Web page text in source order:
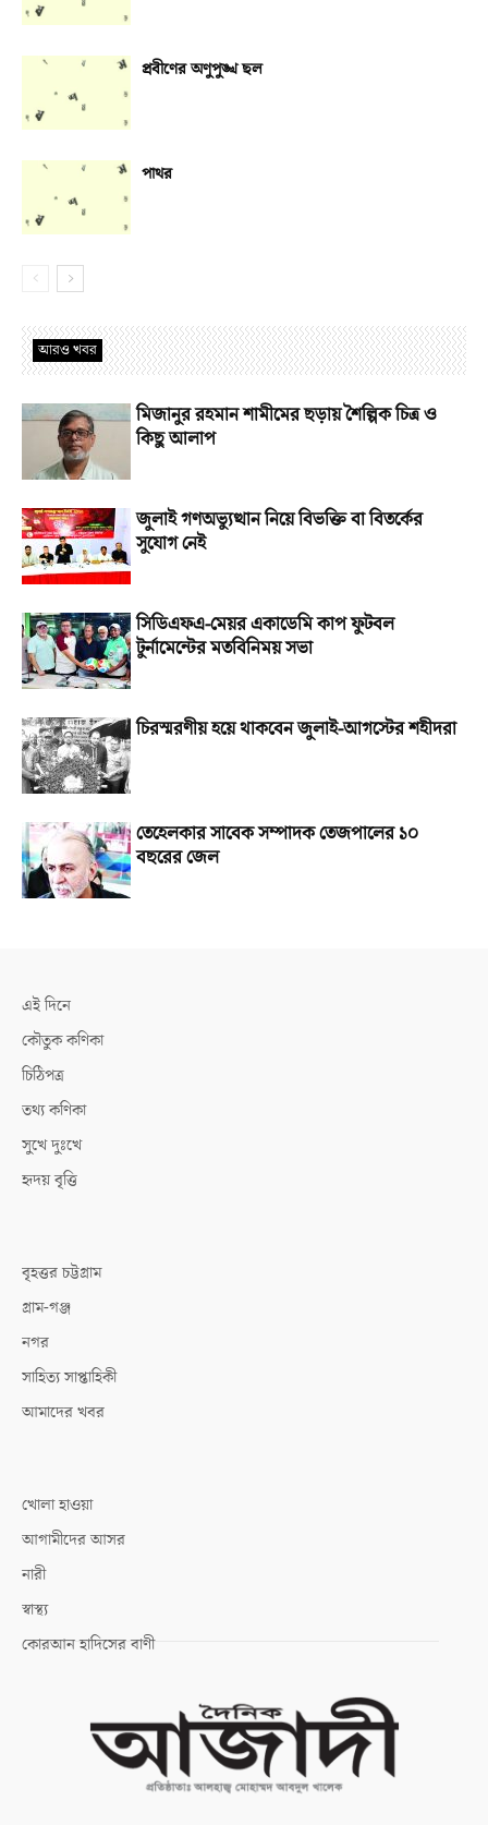
প্রবীণের অণুপুঙ্খ ছল
পাথর
আরও খবর
মিজানুর রহমান শামীমের ছড়ায় শৈল্পিক চিত্র ও
কিছু আলাপ
জুলাই গণঅভ্যুত্থান নিয়ে বিভক্তি বা বিতর্কের
সুযোগ নেই
সিডিএফএ-মেয়র একাডেমি কাপ ফুটবল
টুর্নামেন্টের মতবিনিময় সভা
চিরস্মরণীয় হয়ে থাকবেন জুলাই-আগস্টের শহীদরা
তেহেলকার সাবেক সম্পাদক তেজপালের ১০
বছরের জেল
এই দিনে
কৌতুক কণিকা
চিঠিপত্র
তথ্য কণিকা
সুখে দুঃখে
হৃদয় বৃত্তি
বৃহত্তর চট্টগ্রাম
গ্রাম-গঞ্জ
নগর
সাহিত্য সাপ্তাহিকী
আমাদের খবর
খোলা হাওয়া
আগামীদের আসর
নারী
স্বাস্থ্য
কোরআন হাদিসের বাণী